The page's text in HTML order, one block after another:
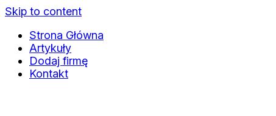
Skip to content
Strona Główna
Artykuły
Dodaj firmę
Kontakt